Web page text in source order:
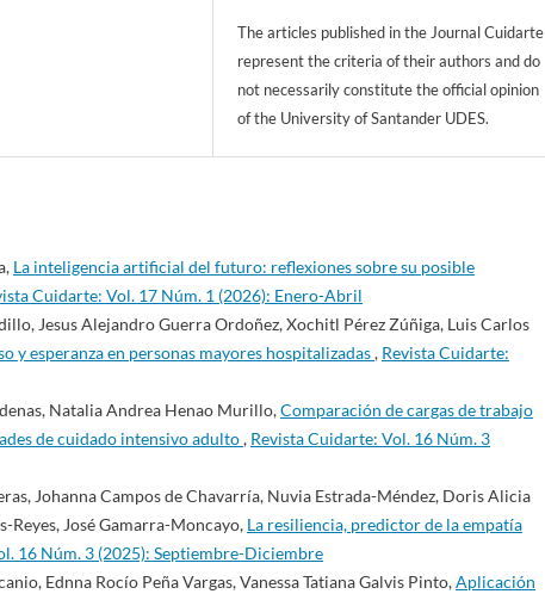
The articles published in the Journal Cuidarte
represent the criteria of their authors and do
not necessarily constitute the official opinion
of the University of Santander UDES.
La inteligencia artificial del futuro: reflexiones sobre su posible
Cuidarte: Vol. 17 Núm. 1 (2026): Enero-Abril
Jesus Alejandro Guerra Ordoñez, Xochitl Pérez Zúñiga, Luis Carlos
y esperanza en personas mayores hospitalizadas, Revista Cuidarte:
Natalia Andrea Henao Murillo,Comparación de cargas de trabajo
de cuidado intensivo adulto, Revista Cuidarte: Vol. 16 Núm. 3
Johanna Campos de Chavarría, Nuvia Estrada-Méndez, Doris Alicia
Reyes, José Gamarra-Moncayo, La resiliencia, predictor de la empatía
16 Núm. 3 (2025): Septiembre-Diciembre
Ednna Rocío Peña Vargas, Vanessa Tatiana Galvis Pinto,Aplicación